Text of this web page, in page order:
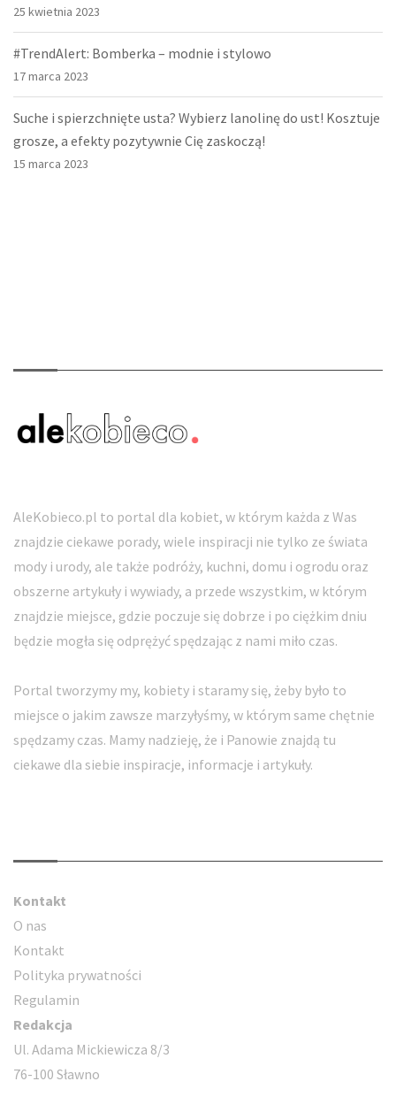
25 kwietnia 2023
#TrendAlert: Bomberka – modnie i stylowo
17 marca 2023
Suche i spierzchnięte usta? Wybierz lanolinę do ust! Kosztuje
grosze, a efekty pozytywnie Cię zaskoczą!
15 marca 2023
AleKobieco.pl to portal dla kobiet, w którym każda z Was
znajdzie ciekawe porady, wiele inspiracji nie tylko ze świata
mody i urody, ale także podróży, kuchni, domu i ogrodu oraz
obszerne artykuły i wywiady, a przede wszystkim, w którym
znajdzie miejsce, gdzie poczuje się dobrze i po ciężkim dniu
będzie mogła się odprężyć spędzając z nami miło czas.
Portal tworzymy my, kobiety i staramy się, żeby było to
miejsce o jakim zawsze marzyłyśmy, w którym same chętnie
spędzamy czas. Mamy nadzieję, że i Panowie znajdą tu
ciekawe dla siebie inspiracje, informacje i artykuły.
Kontakt
O nas
Kontakt
Polityka prywatności
Regulamin
Redakcja
Ul. Adama Mickiewicza 8/3
76-100 Sławno